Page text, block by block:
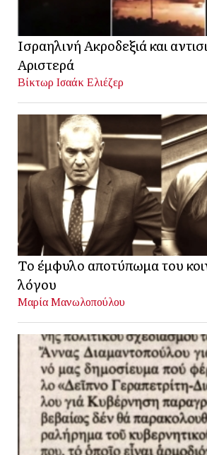
Ισραηλινή Ακροδεξιά και
Αριστερά
Βίκτωρ Ισαάκ Ελιέζερ
Το έμφυλο αποτύπωμα του
λόγου
Μαρία Μανωλοπούλου